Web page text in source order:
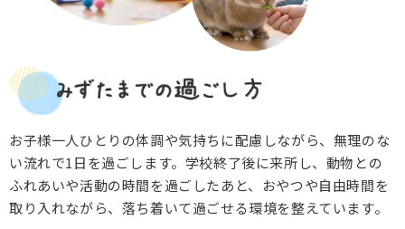
お子様一人ひとりの体調や気持ちに配慮しながら、無理のな
い流れで1日を過ごします。学校終了後に来所し、動物との
ふれあいや活動の時間を過ごしたあと、おやつや自由時間を
取り入れながら、落ち着いて過ごせる環境を整えています。